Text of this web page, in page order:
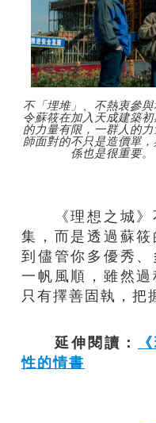
不「埋堆」、不熱衷參
令蘇筱在加入天成建築
的力量有限，一群人的
師面對的不只是造價單
係也是很重要。
《理想之城》
集，而是透過蘇
到儘管你多優秀
一帆風順，雖然
只有擇善固執，把
延伸閱讀：
性的情書